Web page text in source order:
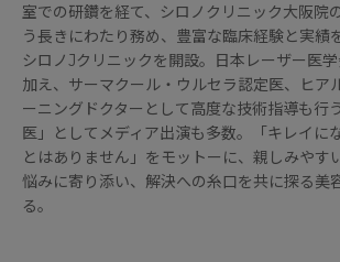
室での研鑽を経て、シロノクリニック大阪院
う長きにわたり務め、豊富な臨床経験と実績
シロノJクリニックを開設。日本レーザー医
加え、サーマクール・ウルセラ認定医、ヒア
ーニングドクターとして高度な技術指導も行
医」としてメディア出演も多数。「キレイに
とはありません」をモットーに、親しみやす
悩みに寄り添い、解決への糸口を共に探る美
る。